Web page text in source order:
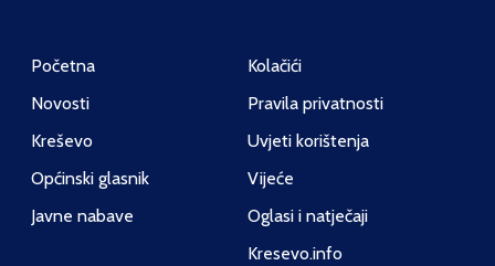
Početna
Novosti
Kreševo
Općinski glasnik
Javne nabave
Kolačići
Pravila privatnosti
Uvjeti korištenja
Vijeće
Oglasi i natječaji
Kresevo.info